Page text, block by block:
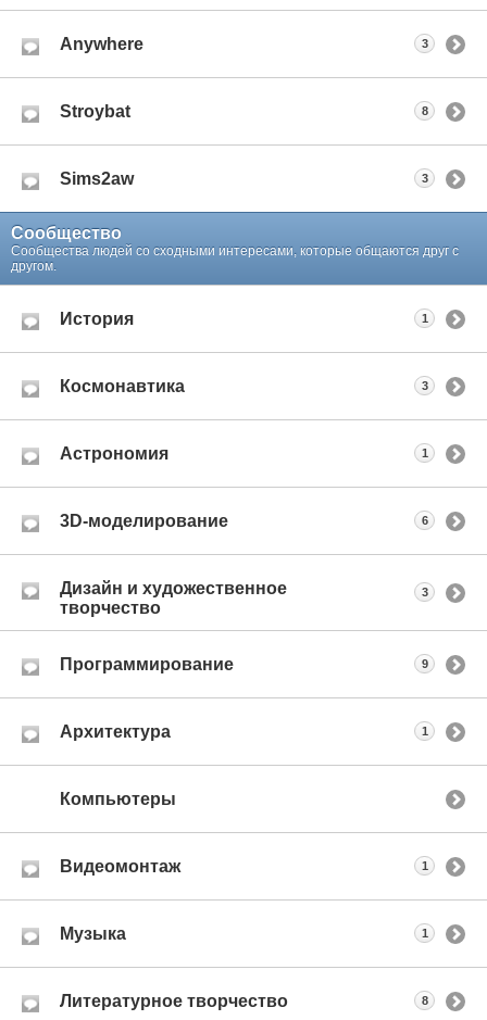
Anywhere 3
Stroybat 8
Sims2aw 3
Сообщество
Сообщества людей со сходными интересами, которые общаются друг с
другом.
История 1
Космонавтика 3
Астрономия 1
3D-моделирование 6
Дизайн и художественное
творчество
3
Программирование 9
Архитектура 1
Компьютеры
Видеомонтаж 1
Музыка 1
Литературное творчество 8